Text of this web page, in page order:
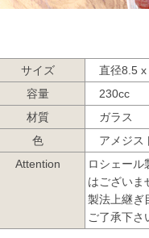
サイズ
直径8.5 x
容量
230cc
材質
ガラス
色
アメジス
Attention
ロシェール
はございま
製法上継ぎ
ご了承下さ